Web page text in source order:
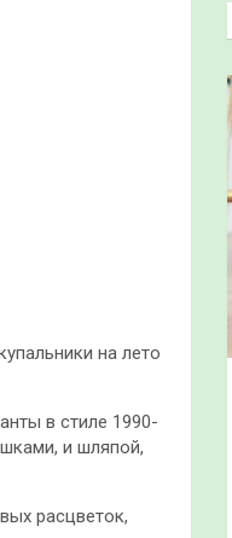
на лето
в стиле 1990-
и шляпой,
расцветок,